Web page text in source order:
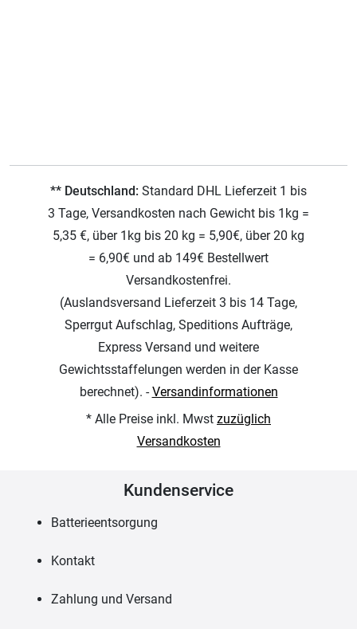
** Deutschland: Standard DHL Lieferzeit 1 bis
3 Tage, Versandkosten nach Gewicht bis 1kg =
5,35 €, über 1kg bis 20 kg = 5,90€, über 20 kg
= 6,90€ und ab 149€ Bestellwert
Versandkostenfrei.
(Auslandsversand Lieferzeit 3 bis 14 Tage,
Sperrgut Aufschlag, Speditions Aufträge,
Express Versand und weitere
Gewichtsstaffelungen werden in der Kasse
berechnet). -Versandinformationen
* Alle Preise inkl. Mwst zuzüglich
Versandkosten
Kundenservice
Batterieentsorgung
Kontakt
Zahlung und Versand